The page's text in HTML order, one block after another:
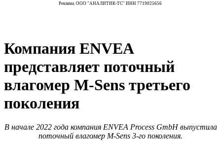
Реклама. ООО "АНАЛИТИК-ТС" ИНН 7719025656
Компания ENVEA
представляет поточный
влагомер M-Sens третьего
поколения
В начале 2022 года компания ENVEA Process GmbH выпустила
поточный влагомер M-Sens 3-го поколения.